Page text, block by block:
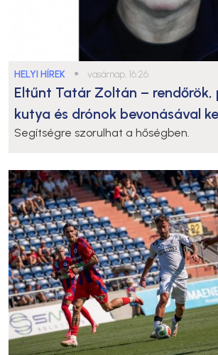
HELYI HÍREK ● vasárnap, 16:26
Eltűnt Tatár Zoltán – rendőrök,
kutya és drónok bevonásával
Segítségre szorulhat a hőségben.